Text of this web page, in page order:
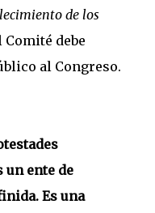
de los
Comité debe
al Congreso.
un ente de
Es una